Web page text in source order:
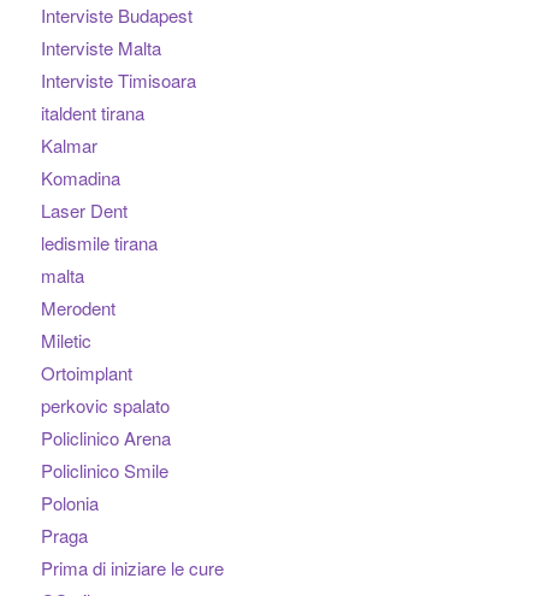
Interviste Budapest
Interviste Malta
Interviste Timisoara
italdent tirana
Kalmar
Komadina
Laser Dent
ledismile tirana
malta
Merodent
Miletic
Ortoimplant
perkovic spalato
Policlinico Arena
Policlinico Smile
Polonia
Praga
Prima di iniziare le cure